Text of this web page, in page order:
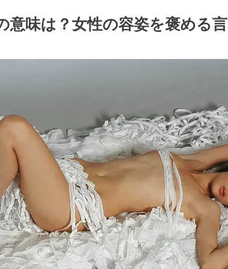
意味は？女性の容姿を褒める言